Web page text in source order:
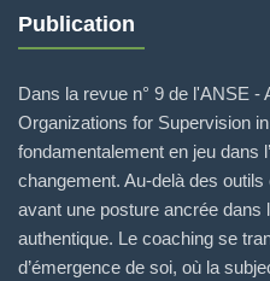
Publication
Dans la revue n° 9 de l'ANSE -
Organizations for Supervision
fondamentalement en jeu dans
changement. Au-delà des
avant une posture ancrée dans
authentique. Le coaching se
d’émergence de soi, où la